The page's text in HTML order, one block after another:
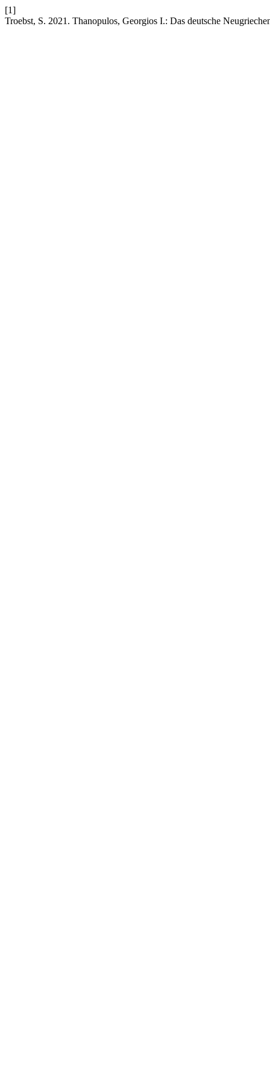
[1]
Troebst, S. 2021. Thanopulos, Georgios I.: Das deutsche